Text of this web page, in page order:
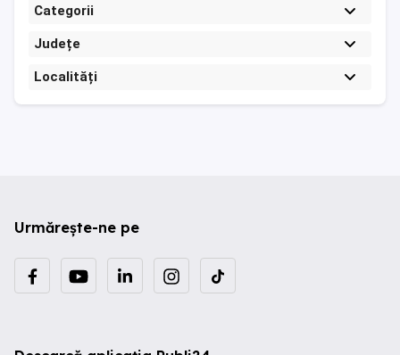
Categorii
Județe
Localități
Urmărește-ne pe